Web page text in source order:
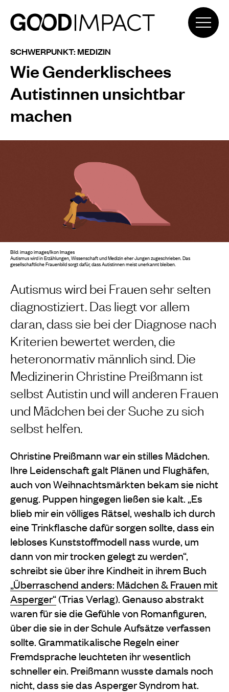
SCHWERPUNKT: MEDIZIN
Wie Genderklischees
Autistinnen unsichtbar
machen
Autismus wird bei Frauen sehr selten
diagnostiziert. Das liegt vor allem
daran, dass sie bei der Diagnose nach
Kriterien bewertet werden, die
heteronormativ männlich sind. Die
Medizinerin Christine Preißmann ist
selbst Autistin und will anderen Frauen
und Mädchen bei der Suche zu sich
selbst helfen.
Christine Preißmann war ein stilles Mädchen.
Ihre Leidenschaft galt Plänen und Flughäfen,
auch von Weihnachtsmärkten bekam sie nicht
genug. Puppen hingegen ließen sie kalt. „Es
blieb mir ein völliges Rätsel, weshalb ich durch
eine Trinkflasche dafür sorgen sollte, dass ein
lebloses Kunststoffmodell nass wurde, um
dann von mir trocken gelegt zu werden“,
schreibt sie über ihre Kindheit in ihrem Buch
„Überraschend anders: Mädchen & Frauen mit
Asperger“(Trias Verlag). Genauso abstrakt
waren für sie die Gefühle von Romanfiguren,
über die sie in der Schule Aufsätze verfassen
sollte. Grammatikalische Regeln einer
Fremdsprache leuchteten ihr wesentlich
schneller ein. Preißmann wusste damals noch
nicht, dass sie das Asperger Syndrom hat.
Bild: imago images/Ikon Images
Autismus wird in Erzählungen, Wissenschaft und Medizin eher Jungen zugeschrieben. Das
gesellschaftliche Frauenbild sorgt dafür, dass Autistinnen meist unerkannt bleiben.